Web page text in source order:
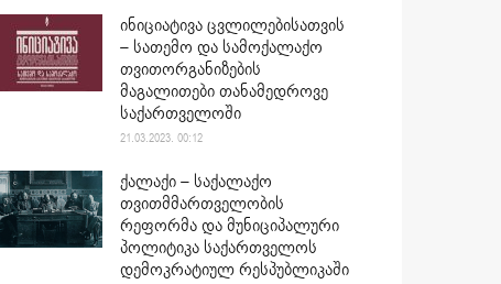
ინიციატივა ცვლილებისათვის
– სათემო და სამოქალაქო
თვითორგანიზების
მაგალითები თანამედროვე
საქართველოში
21.03.2023. 00:12
ქალაქი – საქალაქო
თვითმმართველობის
რეფორმა და მუნიციპალური
პოლიტიკა საქართველოს
დემოკრატიულ რესპუბლიკაში